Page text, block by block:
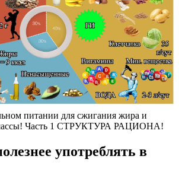
питании для сжигания жира и
Часть 1 СТРУКТУРА РАЦИОНА!
употреблять в